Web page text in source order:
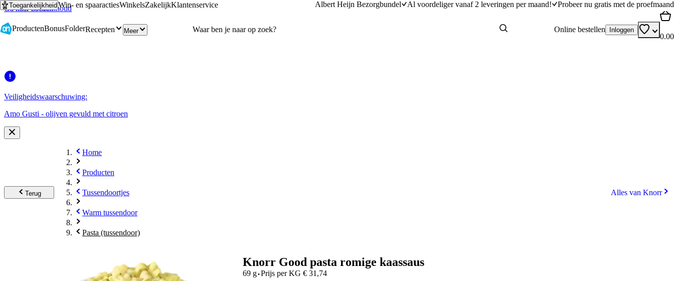
Ga naar hoofdinhoud
Ga naar zoeken
ToegankelijkheidWin- en spaaractiesWinkelsZakelijkKlantenservice Albert Heijn Bezorgbundel Al voordeliger vanaf 2 leveringen per maand! Probeer nu gratis met de proefmaand
ProductenBonusFolderRecepten Meer Online bestellen Inloggen
0.00
Veiligheidswaarschuwing:
Amo Gusti - olijven gevuld met citroen
Terug
Home
Producten
Tussendoortjes
Warm tussendoor
Pasta (tussendoor)
Alles van Knorr
Knorr Good pasta romige kaassaus
69 g·Prijs per KG € 31,74